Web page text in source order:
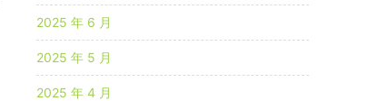
2025 年 6 月
2025 年 5 月
2025 年 4 月